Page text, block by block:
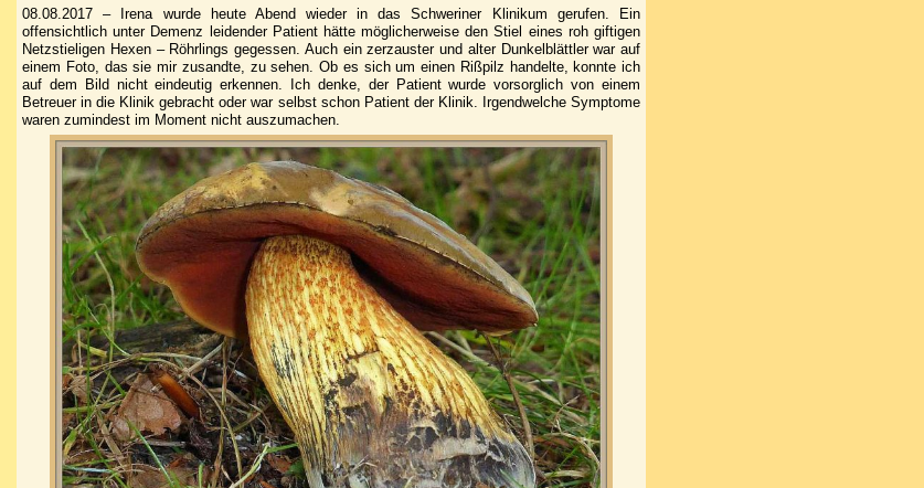
08.08.2017 – Irena wurde heute Abend wieder in das Schweriner Klinikum gerufen. Ein
offensichtlich unter Demenz leidender Patient hätte möglicherweise den Stiel eines roh giftigen
Netzstieligen Hexen – Röhrlings gegessen. Auch ein zerzauster und alter Dunkelblättler war auf
einem Foto, das sie mir zusandte, zu sehen. Ob es sich um einen Rißpilz handelte, konnte ich
auf dem Bild nicht eindeutig erkennen. Ich denke, der Patient wurde vorsorglich von einem
Betreuer in die Klinik gebracht oder war selbst schon Patient der Klinik. Irgendwelche Symptome
waren zumindest im Moment nicht auszumachen.